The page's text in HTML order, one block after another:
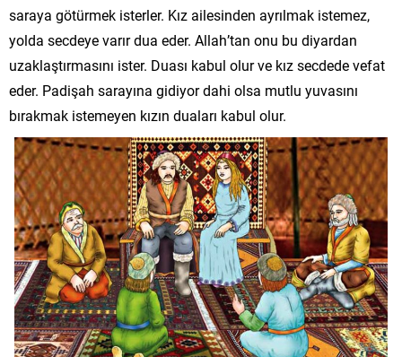
saraya götürmek isterler. Kız ailesinden ayrılmak istemez,
yolda secdeye varır dua eder. Allah’tan onu bu diyardan
uzaklaştırmasını ister. Duası kabul olur ve kız secdede vefat
eder. Padişah sarayına gidiyor dahi olsa mutlu yuvasını
bırakmak istemeyen kızın duaları kabul olur.